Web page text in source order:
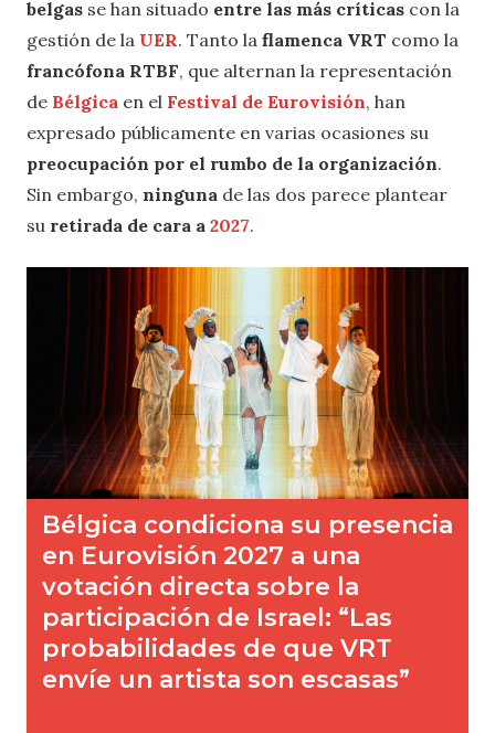
belgas se han situado entre las más críticas con la
gestión de la UER. Tanto la flamenca VRT como la
francófona RTBF, que alternan la representación
de Bélgica en el Festival de Eurovisión, han
expresado públicamente en varias ocasiones su
preocupación por el rumbo de la organización.
Sin embargo, ninguna de las dos parece plantear
su retirada de cara a 2027.